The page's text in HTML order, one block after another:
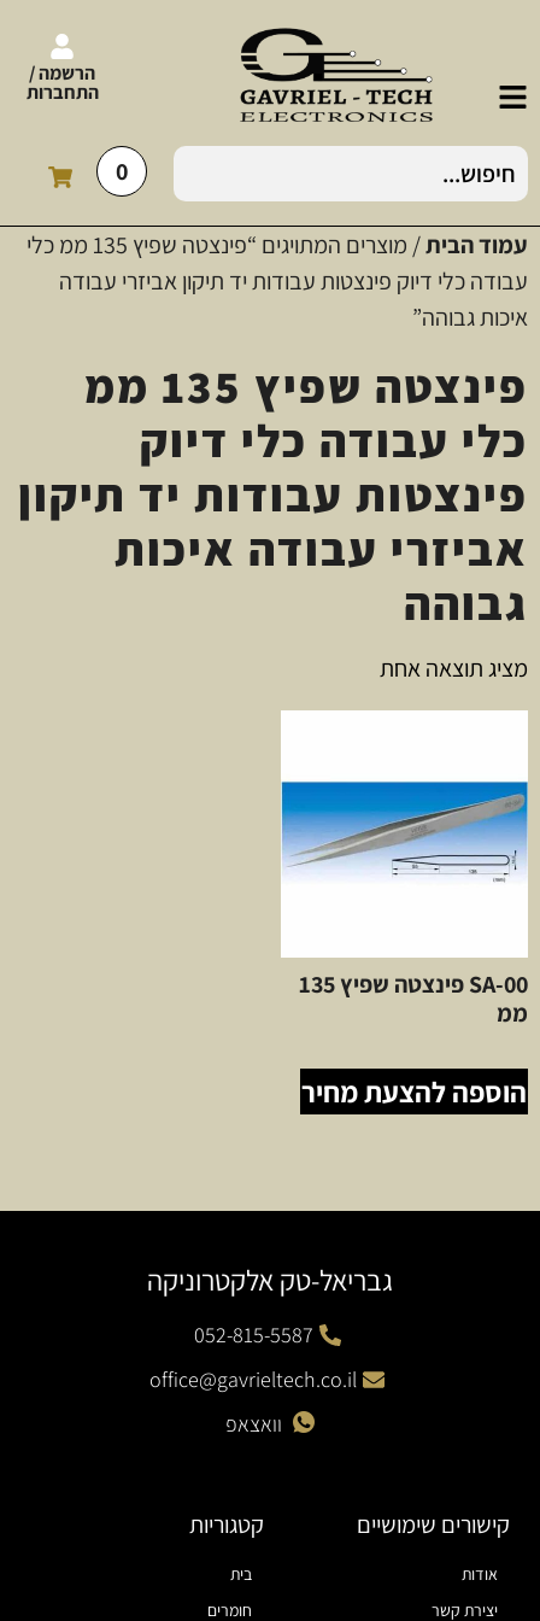
הרשמה /
התחברות
0
עמוד הבית
/ מוצרים המתויגים “פינצטה שפיץ 135 ממ כלי
עבודה כלי דיוק פינצטות עבודות יד תיקון אביזרי עבודה
איכות גבוהה”
פינצטה שפיץ 135 ממ
כלי עבודה כלי דיוק
פינצטות עבודות יד תיקון
אביזרי עבודה איכות
גבוהה
מציג תוצאה אחת
00-SA פינצטה שפיץ 135
ממ
הוספה להצעת מחיר
גבריאל-טק אלקטרוניקה
052-815-5587
office@gavrieltech.co.il
וואצאפ
קישורים שימושיים
אודות
יצירת קשר
קטגוריות
בית
חומרים